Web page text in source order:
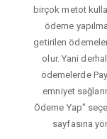
birçok metot
ödeme
getirilen
olur. Yani
ödemelerde
emniyet
Ödeme Yap"
sayfasına